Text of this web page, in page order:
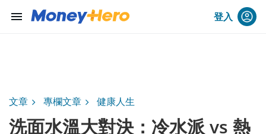
menu 登入
文章 專欄文章 健康人生
洗面水溫大對決：冷水派 vs 熱